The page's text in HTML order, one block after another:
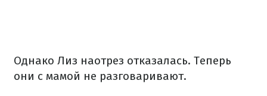
Однако Лиз наотрез отказалась. Теперь
они с мамой не разговаривают.